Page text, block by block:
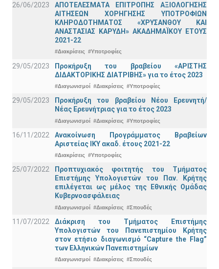
26/06/2023
ΑΠΟΤΕΛΕΣΜΑΤΑ ΕΠΙΤΡΟΠΗΣ ΑΞΙΟΛΟΓΗΣΗΣ
ΑΙΤΗΣΕΩΝ ΧΟΡΗΓΗΣΗΣ ΥΠΟΤΡΟΦΙΩΝ
ΚΛΗΡΟΔΟΤΗΜΑΤΟΣ «ΧΡΥΣΑΝΘΟΥ ΚΑΙ
ΑΝΑΣΤΑΣΙΑΣ ΚΑΡΥΔΗ» ΑΚΑΔΗΜΑΪΚΟΥ ΕΤΟΥΣ
2021-22
#Διακρίσεις #Υποτροφίες
29/05/2023
Προκήρυξη του βραβείου «ΑΡΙΣΤΗΣ
ΔΙΔΑΚΤΟΡΙΚΗΣ ΔΙΑΤΡΙΒΗΣ» για το έτος 2023
#Διαγωνισμοί #Διακρίσεις #Υποτροφίες
29/05/2023
Προκήρυξη του βραβείου Νέου Ερευνητή/
Νέας Ερευνήτριας για το έτος 2023
#Διαγωνισμοί #Διακρίσεις #Υποτροφίες
16/11/2022
Ανακοίνωση Προγράμματος Βραβείων
Αριστείας ΙΚΥ ακαδ. έτους 2021-22
#Διακρίσεις #Υποτροφίες
25/07/2022
Προπτυχιακός φοιτητής του Τμήματος
Επιστήμης Υπολογιστών του Παν. Κρήτης
επιλέγεται ως μέλος της Εθνικής Ομάδας
Κυβερνοασφάλειας
#Διαγωνισμοί #Διακρίσεις #Σπουδές
11/07/2022
Διάκριση του Τμήματος Επιστήμης
Υπολογιστών του Πανεπιστημίου Κρήτης
στον ετήσιο διαγωνισμό “Capture the Flag”
των Ελληνικών Πανεπιστημίων
#Διαγωνισμοί #Διακρίσεις #Σπουδές